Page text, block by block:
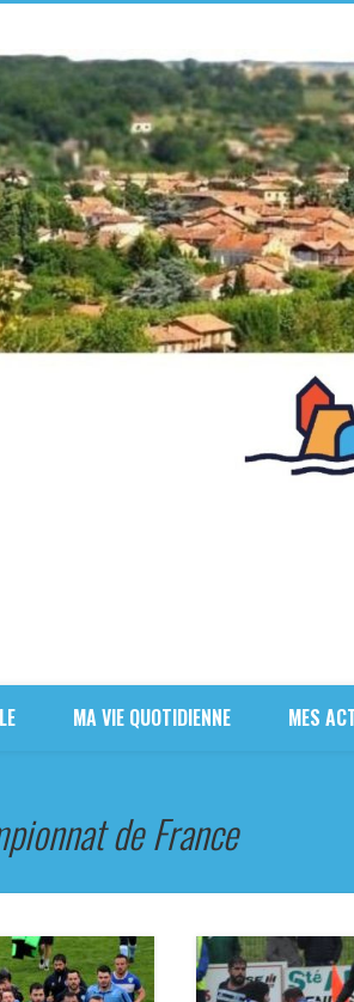
MA VIE QUOTIDIENNE MES
de France